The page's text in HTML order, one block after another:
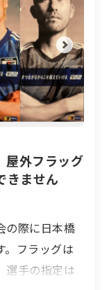
タールに出場す
景色を2022」プ
写真パネルやサ
ご用意していま
ァンディングに
タジアムに招待
年の日本橋の
屋外フラッグ
きません
の際に日本橋
。フラッグは
選手の指定は